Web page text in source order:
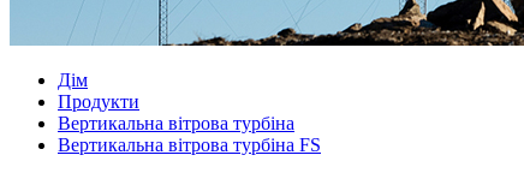
Дім
Продукти
Вертикальна вітрова турбіна
Вертикальна вітрова турбіна FS